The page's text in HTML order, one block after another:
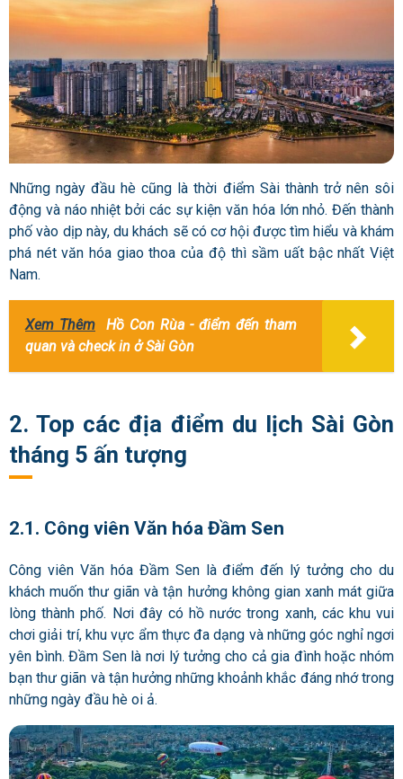
Những ngày đầu hè cũng là thời điểm Sài thành trở nên sôi
động và náo nhiệt bởi các sự kiện văn hóa lớn nhỏ. Đến thành
phố vào dịp này, du khách sẽ có cơ hội được tìm hiểu và khám
phá nét văn hóa giao thoa của độ thì sầm uất bậc nhất Việt
Nam.
Xem Thêm
Hồ Con Rùa - điểm đến tham
quan và check in ở Sài Gòn
2. Top các địa điểm du lịch Sài Gòn
tháng 5 ấn tượng
2.1. Công viên Văn hóa Đầm Sen
Công viên Văn hóa Đầm Sen là điểm đến lý tưởng cho du
khách muốn thư giãn và tận hưởng không gian xanh mát giữa
lòng thành phố. Nơi đây có hồ nước trong xanh, các khu vui
chơi giải trí, khu vực ẩm thực đa dạng và những góc nghỉ ngơi
yên bình. Đầm Sen là nơi lý tưởng cho cả gia đình hoặc nhóm
bạn thư giãn và tận hưởng những khoảnh khắc đáng nhớ trong
những ngày đầu hè oi ả.